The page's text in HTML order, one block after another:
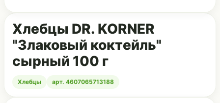
Хлебцы DR. KORNER
"Злаковый коктейль"
сырный 100 г
Хлебцы арт. 4607065713188